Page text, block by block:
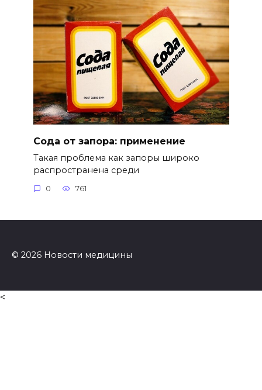
Сода от запора: применение
Такая проблема как запоры широко
распространена среди
0 761
© 2026 Новости медицины
<